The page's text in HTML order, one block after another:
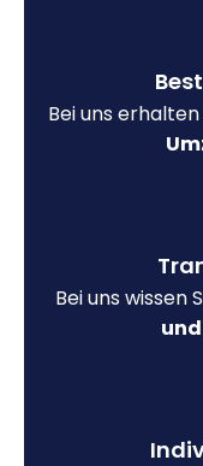
Bei uns erhalten
Bei uns wissen